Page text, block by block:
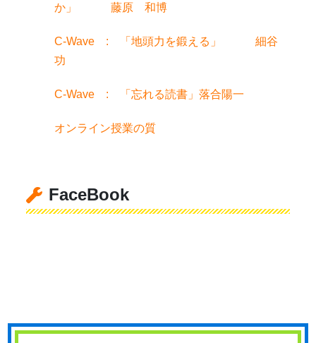
か」 藤原 和博
C-Wave : 「地頭力を鍛える」 細谷
功
C-Wave : 「忘れる読書」落合陽一
オンライン授業の質
FaceBook